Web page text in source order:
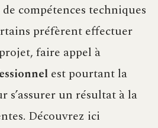
compétences techniques
préfèrent effectuer
faire appel à
est pourtant la
s’assurer un résultat à la
Découvrez ici